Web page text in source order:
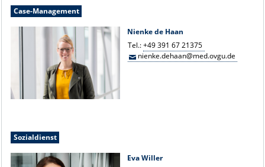
Case-Management
Nienke de Haan
Tel.:+49 391 67 21375
nienke.dehaan@med.ovgu.de
Sozialdienst
Eva Willer